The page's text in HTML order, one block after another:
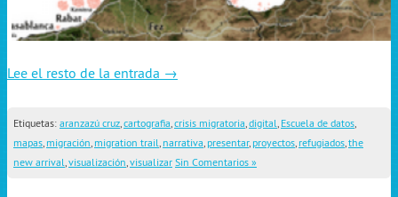
Lee el resto de la entrada →
Etiquetas: aranzazú cruz,cartografia,crisis migratoria,digital, Escuela de datos,
mapas, migración, migration trail, narrativa, presentar, proyectos, refugiados,the
new arrival,visualización,visualizar Sin Comentarios »